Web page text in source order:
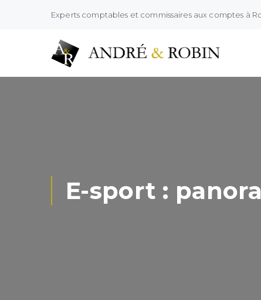
Experts comptables et commissaires aux comptes à
E-sport :